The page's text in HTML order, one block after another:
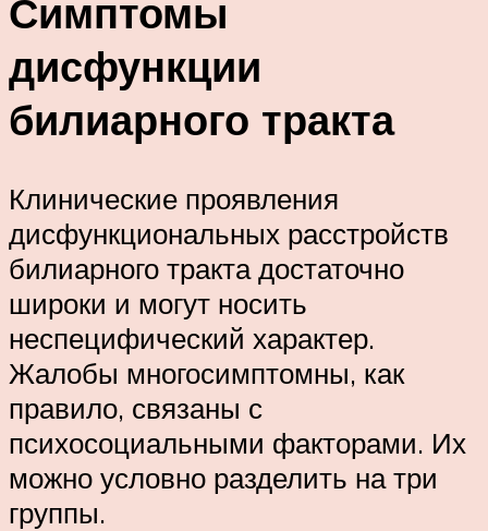
Симптомы
дисфункции
билиарного тракта
Клинические проявления
дисфункциональных расстройств
билиарного тракта достаточно
широки и могут носить
неспецифический характер.
Жалобы многосимптомны, как
правило, связаны с
психосоциальными факторами. Их
можно условно разделить на три
группы.